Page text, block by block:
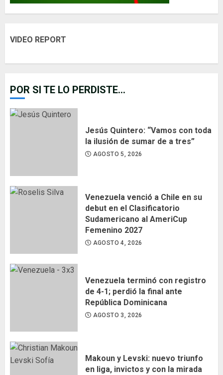
VIDEO REPORT
POR SI TE LO PERDISTE...
Jesús Quintero: “Vamos con toda
la ilusión de sumar de a tres”
AGOSTO 5, 2026
Venezuela venció a Chile en su
debut en el Clasificatorio
Sudamericano al AmeriCup
Femenino 2027
AGOSTO 4, 2026
Venezuela terminó con registro
de 4-1; perdió la final ante
República Dominicana
AGOSTO 3, 2026
Makoun y Levski: nuevo triunfo
en liga, invictos y con la mirada